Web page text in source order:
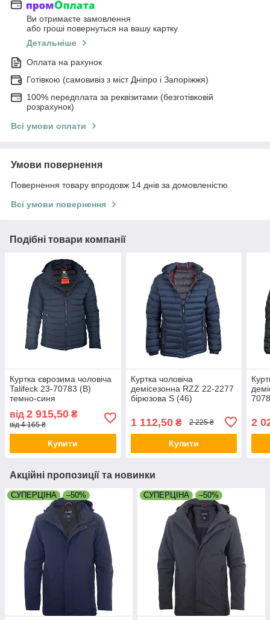
Ви отримаєте замовлення
або гроші повернуться на вашу картку
Детальніше
Оплата на рахунок
Готівкою (самовивіз з міст Дніпро і Запоріжжя)
100% передплата за реквізитами (безготівковій
розрахунок)
Всі умови оплати
Умови повернення
Повернення товару впродовж 14 днів за домовленістю
Всі умови повернення
Подібні товари компанії
Куртка єврозима чоловіча
Talifeck 23-70783 (B)
темно-синя
від 2 915,50 ₴
від 4 165 ₴
Купити
Куртка чоловіча
демісезонна RZZ 22-2277
бірюзова S (46)
1 112,50₴ 2 225 ₴
Купити
2
Акційні пропозиції та новинки
СУПЕРЦІНА –50% СУПЕРЦІНА –50%